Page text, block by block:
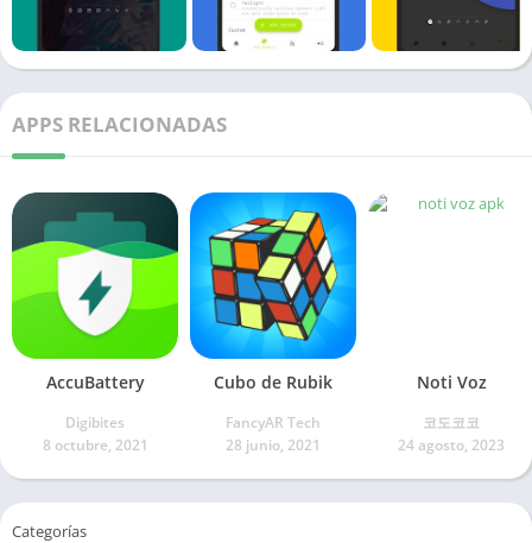
APPS RELACIONADAS
Accu​Battery
Digibites
8 octubre, 2021
Cubo de Rubik
FancyAR Tech
28 junio, 2021
Noti Voz
코도코코
24 agosto, 2023
Categorías